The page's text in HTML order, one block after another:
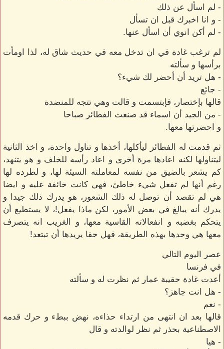
- لم اسأل عن ذلك
- و انا اخبرك قبل ان تسأل
- لم أكن انوي أن اسأل عنها.
لم ترغب غادة في ان تدخل معه في حديث شاق له، لذا اومأت
برأسها و سألته
- هل تريد أن أحضر لك شيء؟
- جائع
قالها بإختصار، فإبتسمت و قالت وهي تتجه للمنضدة
- من الجيد أن اسماء قد صنعت الفطائر صباحا
و احضرتها معها.
ثم قدمت له الفطائر ليأكلها، أخذها و تناول واحدة، و اخذ الثانية
ليتناولها لكنه اعادها مرة أخرى و اعاد رأسه للخلف و هو يتنهد،
كم يشعر بالضيق من نفسه لمعاملته السيئة لها، و لطرده لها
رغم أنها لم تفعل شيء خاطئ، فهي كانت خائفة عليه و ايضا
هي لم تقصد أن توصل له ذلك الشعور، هو يدرك ذلك جيدا و
يدرك أنه يبالغ في بعض الأمور، لكن ماذا يفعل!، لا يستطيع أن
يتحكم بغضبه و انفعالاته القاسية معها، و الغريب انه يتصرف
معها هي وحدها بهذه الطريقة، فهل حقا يريدها أن تبتعد!
عصر اليوم التالي
في فرنسا
أعدت غادة حقيبة عمار ثم نظرت له و سألته
- هل انت جاهز؟
- نعم
قالها بعد ان انتهى من ارتداء حذاءه، نهض ببطء و حرك قدمه
الاصطناعية بحذر ثم نظر لوالدته و قال
- هيا